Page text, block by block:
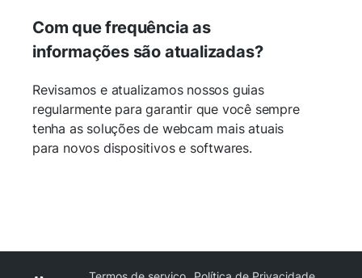
Com que frequência as
informações são atualizadas?
Revisamos e atualizamos nossos guias
regularmente para garantir que você sempre
tenha as soluções de webcam mais atuais
para novos dispositivos e softwares.